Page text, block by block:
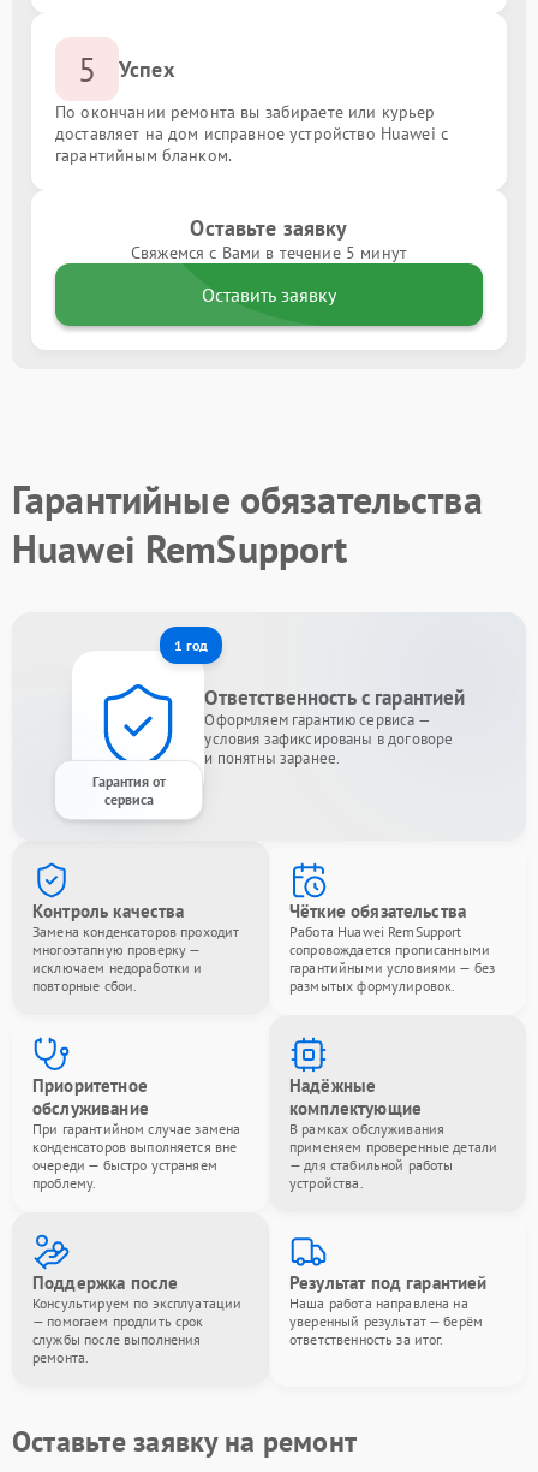
5 Успех
По окончании ремонта вы забираете или курьер
доставляет на дом исправное устройство Huawei с
гарантийным бланком.
Оставьте заявку
Свяжемся с Вами в течение 5 минут
Оставить заявку
Гарантийные обязательства
Huawei RemSupport
1 год
Гарантия от
сервиса
Ответственность с гарантией
Оформляем гарантию сервиса —
условия зафиксированы в договоре
и понятны заранее.
Контроль качества
Замена конденсаторов проходит
многоэтапную проверку —
исключаем недоработки и
повторные сбои.
Чёткие обязательства
Работа Huawei RemSupport
сопровождается прописанными
гарантийными условиями — без
размытых формулировок.
Приоритетное
обслуживание
При гарантийном случае замена
конденсаторов выполняется вне
очереди — быстро устраняем
проблему.
Надёжные
комплектующие
В рамках обслуживания
применяем проверенные детали
— для стабильной работы
устройства.
Поддержка после
Консультируем по эксплуатации
— помогаем продлить срок
службы после выполнения
ремонта.
Результат под гарантией
Наша работа направлена на
уверенный результат — берём
ответственность за итог.
Оставьте заявку на ремонт